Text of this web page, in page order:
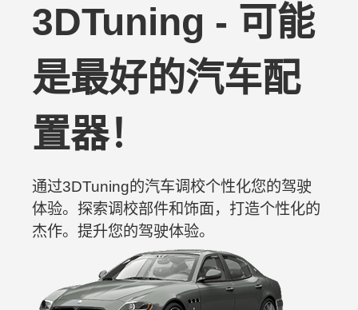
3DTuning - 可能
是最好的汽车配
置器！
通过3DTuning的汽车调校个性化您的驾驶
体验。探索调校部件和饰面，打造个性化的
杰作。提升您的驾驶体验。